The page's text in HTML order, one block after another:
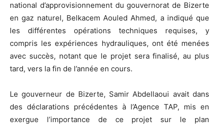
national d’approvisionnement du gouvernorat de Bizerte
en gaz naturel, Belkacem Aouled Ahmed, a indiqué que
les différentes opérations techniques requises, y
compris les expériences hydrauliques, ont été menées
avec succès, notant que le projet sera finalisé, au plus
tard, vers la fin de l’année en cours.
Le gouverneur de Bizerte, Samir Abdellaoui avait dans
des déclarations précédentes à l’Agence TAP, mis en
exergue l’importance de ce projet sur le plan